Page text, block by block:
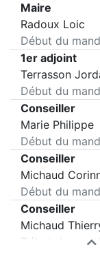
Maire
Radoux Loic
Début du
1er adjoint
Terrasson
Début du
Conseiller
Marie Philippe
Début du
Conseiller
Michaud
Début du
Conseiller
Michaud
Début du